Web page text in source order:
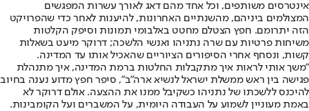
אינטרסים משותפים, וכל אחד מהם דאג לאורך עשרות המפגשים
המצולמים ביניהם, מהשנתיים האחרונות, להיענות לאחר כדי שהפרויקט
הזה יתרומם. חפץ הצטלם מחטט באלבומי תמונות וסיפק הקלטות
משיחות פרטיות עם שרה נתניהו ואנשי הלשכה; דרוקר מיעט בשאלות
קשות, ונסחף אחרי הסיפורים הציוריים שהאכיל אותו עד המדינה.
"משך אותי לראות איך מתקבלות החלטות ברמת המדינה, איך מתנהלת
פגישה בין ראש ממשלת ישראל לנשיא ארה"ב", סיפר חפץ מדוע נענה בחיוב
להיכנס ללשכתו של נתניהו כשקיבל ממנו את ההצעה. אולם דרוקר לא
באמת מעוניין לשמוע על העבודה היומית, על המשברים ועל הקומבינות.